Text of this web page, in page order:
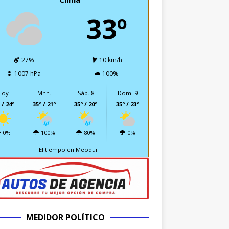
33º
27%
10 km/h
1007 hPa
100%
/ 24º
0%
Mñn.
35º / 21º
100%
Sáb. 8
35º / 20º
80%
Dom. 9
35º / 23º
0%
El tiempo en Meoqui
MEDIDOR POLÍTICO